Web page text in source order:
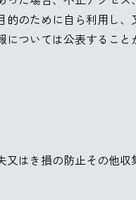
のために自ら利用し
ついては公表すること
はき損の防止その他